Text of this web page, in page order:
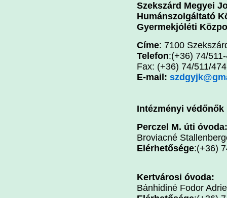
Szekszárd Megyei
Humánszolgáltató
Gyermekjóléti
Címe: 7100
Telefon:(+36) 74/
Fax: (+36) 74/511/474
E-mail:
Intézményi védőnők
Perczel M. úti óvoda:
Broviacné
Elérhetősége:(+36)
Kertvárosi óvoda:
Bánhidiné Fodor